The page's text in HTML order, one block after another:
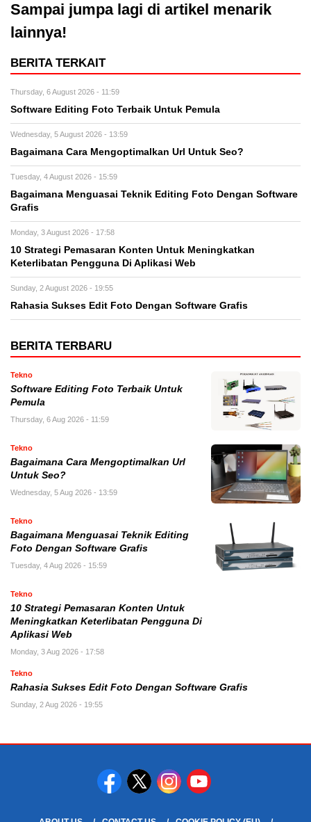
Sampai jumpa lagi di artikel menarik
lainnya!
BERITA TERKAIT
Thursday, 6 August 2026 - 11:59
Software Editing Foto Terbaik Untuk Pemula
Wednesday, 5 August 2026 - 13:59
Bagaimana Cara Mengoptimalkan Url Untuk Seo?
Tuesday, 4 August 2026 - 15:59
Bagaimana Menguasai Teknik Editing Foto Dengan Software
Grafis
Monday, 3 August 2026 - 17:58
10 Strategi Pemasaran Konten Untuk Meningkatkan
Keterlibatan Pengguna Di Aplikasi Web
Sunday, 2 August 2026 - 19:55
Rahasia Sukses Edit Foto Dengan Software Grafis
BERITA TERBARU
Tekno
Software Editing Foto Terbaik Untuk
Pemula
Thursday, 6 Aug 2026 - 11:59
Tekno
Bagaimana Cara Mengoptimalkan Url
Untuk Seo?
Wednesday, 5 Aug 2026 - 13:59
Tekno
Bagaimana Menguasai Teknik Editing
Foto Dengan Software Grafis
Tuesday, 4 Aug 2026 - 15:59
Tekno
10 Strategi Pemasaran Konten Untuk
Meningkatkan Keterlibatan Pengguna Di
Aplikasi Web
Monday, 3 Aug 2026 - 17:58
Tekno
Rahasia Sukses Edit Foto Dengan Software Grafis
Sunday, 2 Aug 2026 - 19:55